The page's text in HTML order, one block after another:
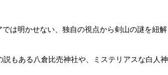
は明かせない、独自の視点から剣山の謎を紐解
説もある八倉比売神社や、ミステリアスな白人神